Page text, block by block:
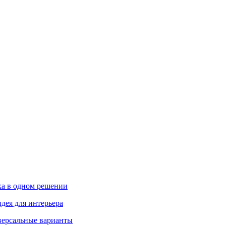
в одном решении
для интерьера
варианты